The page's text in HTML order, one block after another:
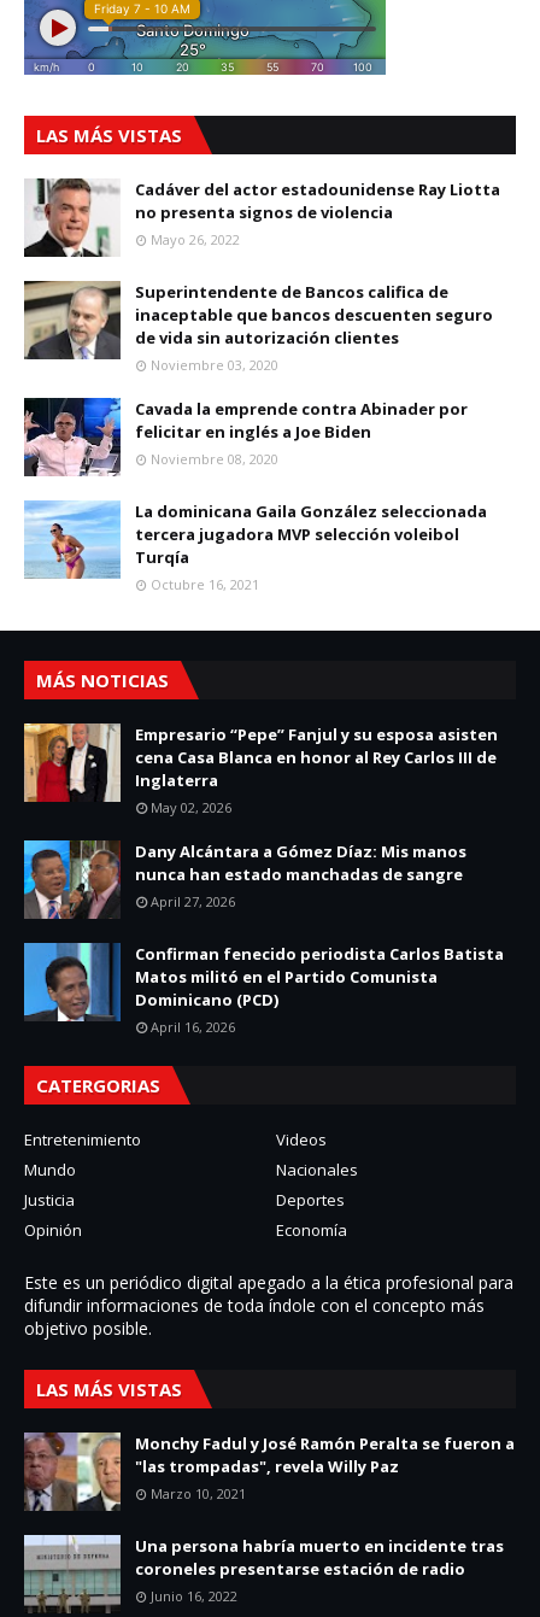
LAS MÁS VISTAS
Cadáver del actor estadounidense Ray Liotta
no presenta signos de violencia
Mayo 26, 2022
Superintendente de Bancos califica de
inaceptable que bancos descuenten seguro
de vida sin autorización clientes
Noviembre 03, 2020
Cavada la emprende contra Abinader por
felicitar en inglés a Joe Biden
Noviembre 08, 2020
La dominicana Gaila González seleccionada
tercera jugadora MVP selección voleibol
Turqía
Octubre 16, 2021
MÁS NOTICIAS
Empresario “Pepe” Fanjul y su esposa asisten
cena Casa Blanca en honor al Rey Carlos III de
Inglaterra
May 02, 2026
Dany Alcántara a Gómez Díaz: Mis manos
nunca han estado manchadas de sangre
April 27, 2026
Confirman fenecido periodista Carlos Batista
Matos militó en el Partido Comunista
Dominicano (PCD)
April 16, 2026
CATERGORIAS
Entretenimiento
Videos
Mundo
Nacionales
Justicia
Deportes
Opinión
Economía
Este es un periódico digital apegado a la ética profesional para
difundir informaciones de toda í­ndole con el concepto más
objetivo posible.
LAS MÁS VISTAS
Monchy Fadul y José Ramón Peralta se fueron a
"las trompadas", revela Willy Paz
Marzo 10, 2021
Una persona habría muerto en incidente tras
coroneles presentarse estación de radio
Junio 16, 2022